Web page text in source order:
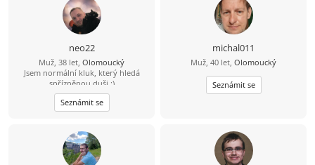
neo22
Muž, 38 let, Olomoucký
Jsem normální kluk, který hledá
spřízněnou duši :)
Seznámit se
michal011
Muž, 40 let, Olomoucký
Seznámit se